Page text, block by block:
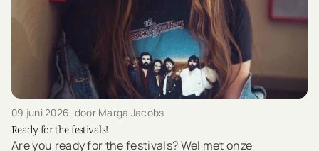
09 juni 2026, door Marga Jacobs
Ready for the festivals!
Are you ready for the festivals? Wel met onze